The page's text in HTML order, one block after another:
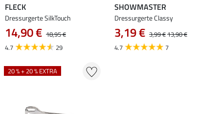
FLECK
Dressurgerte SilkTouch
14,90 € 18,95 €
4.7
29
SHOWMASTER
Dressurgerte Classy
3,19 € 3,99 €13,90 €
4.7
7
20 % + 20 % EXTRA